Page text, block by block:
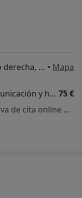
Calle Campoamor 15, Entresuelo derecha, Oviedo • Mapa
Estrategias terapéuticas en comunicación y habilidades sociales 75 €
Este especialista no ofrece reserva de cita online en esta dirección.